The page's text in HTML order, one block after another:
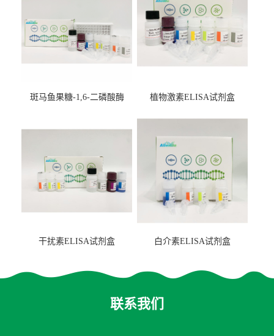
斑马鱼果糖-1,6-二磷酸酶
盒
植物激素ELISA试剂盒
干扰素ELISA试剂盒 白介素ELISA试剂盒
联系我们